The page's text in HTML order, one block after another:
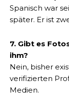
Spanisch war
später. Er ist
7. Gibt es
ihm?
Nein, bisher
verifizierten
Medien.